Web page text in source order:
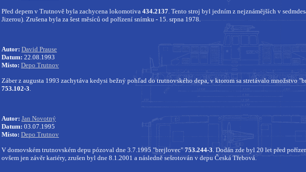
Před depem v Trutnově byla zachycena lokomotiva 434.2137. Tento stroj byl jedním z nejznámějších v
Jizerou). Zrušena byla za šest měsíců od pořízení snímku - 15. srpna 1978.
Autor: David Prause
Datum: 22.08.1993
Místo: Depo Trutnov
Záber z augusta 1993 zachytáva kedysi bežný pohľad do trutnovského depa, v ktorom sa stretávalo množstvo
753.102-3.
Autor: Jan Novotný
Datum: 03.07.1995
Místo: Depo Trutnov
V domovském trutnovském depu pózoval dne 3.7.1995 "brejlovec" 753.244-3. Dodán zde byl 20 let před
ovšem jen závěr kariéry, zrušen byl dne 8.1.2001 a následně sešrotován v depu Česká Třebová.